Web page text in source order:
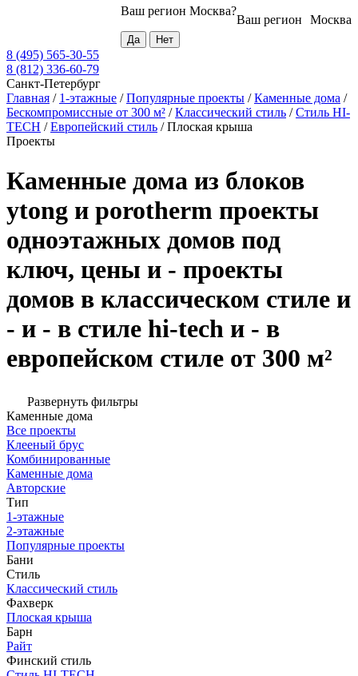
Москва
Ваш регион
Ваш регион Москва?
8 (495) 565-30-55
8 (812) 336-60-79
Санкт-Петербург
Главная / 1-этажные /Популярные проекты /Каменные дома /
Бескомпромиссные от 300 м² /Классический стиль /Стиль HI-
TECH /Европейский стиль /Плоская крыша
Проекты
Каменные дома из блоков
ytong и porotherm проекты
одноэтажных домов под
ключ, цены и - проекты
домов в классическом стиле и
- и - в стиле hi-tech и - в
европейском стиле от 300 м²
Развернуть фильтры
Каменные дома
Все проекты
Клееный брус
Комбинированные
Каменные дома
Авторские
Тип
1-этажные
2-этажные
Популярные проекты
Бани
Стиль
Классический стиль
Фахверк
Плоская крыша
Барн
Райт
Финский стиль